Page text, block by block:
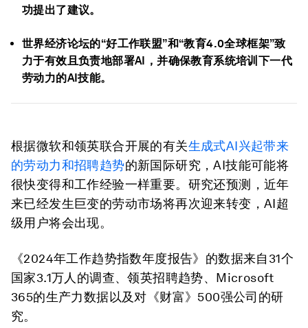
功提出了建议。
世界经济论坛的“好工作联盟”和“教育4.0全球框架”致
力于有效且负责地部署AI，并确保教育系统培训下一代
劳动力的AI技能。
根据微软和领英联合开展的有关生成式AI兴起带来
的劳动力和招聘趋势的新国际研究，AI技能可能将
很快变得和工作经验一样重要。研究还预测，近年
来已经发生巨变的劳动市场将再次迎来转变，AI超
级用户将会出现。
《2024年工作趋势指数年度报告》的数据来自31个
国家3.1万人的调查、领英招聘趋势、Microsoft
365的生产力数据以及对《财富》500强公司的研
究。